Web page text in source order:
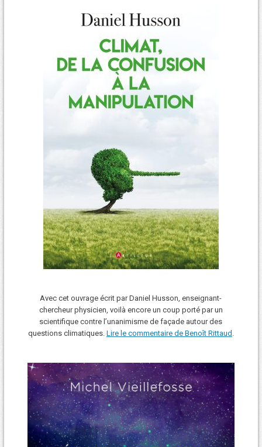
Avec cet ouvrage écrit par Daniel Husson, enseignant-
chercheur physicien, voilà encore un coup porté par un
scientifique contre l’unanimisme de façade autour des
questions climatiques. Lire le commentaire de Benoît Rittaud